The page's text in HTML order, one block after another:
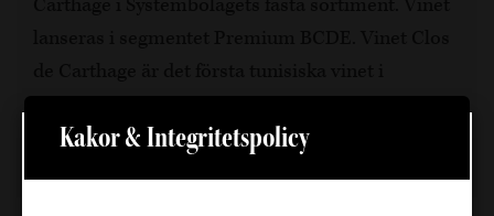
Systembolagets fasta sortiment.
Kakor & Integritetspolicy
Välkommen